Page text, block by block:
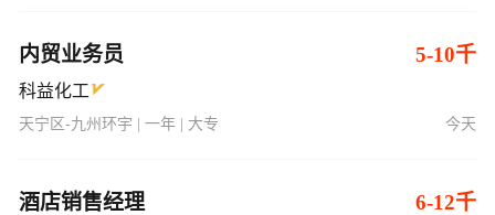
内贸业务员 5-10千
科益化工
天宁区-九州环宇 | 一年 | 大专 今天
酒店销售经理 6-12千